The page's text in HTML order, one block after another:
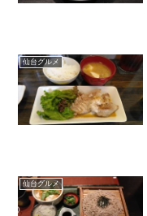
仙台グルメ
仙台グルメ